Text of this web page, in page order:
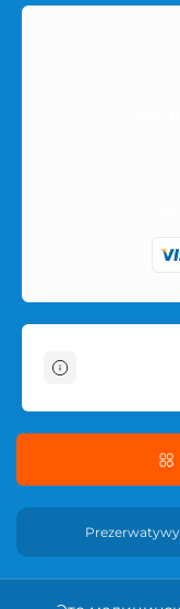
Информация о
Условия
Связаться с